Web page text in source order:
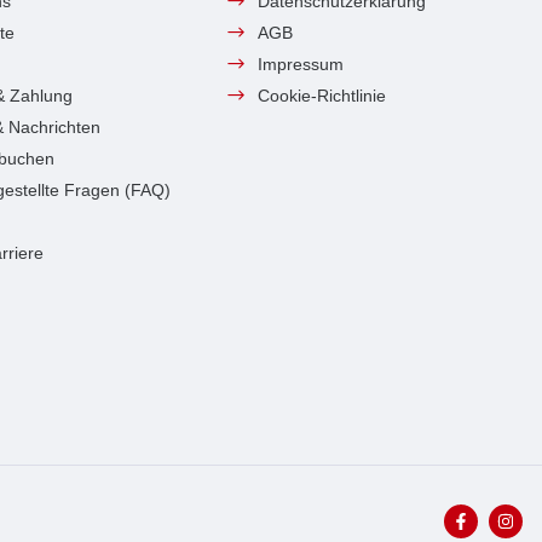
Zahlung
Nachrichten
Fragen (FAQ)
AGB
Impressum
Cookie-Richtlinie